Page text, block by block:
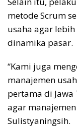
metode Scrum
usaha agar
dinamika pasar.
“Kami juga
manajemen
pertama di
agar
Sulistyaningsih.